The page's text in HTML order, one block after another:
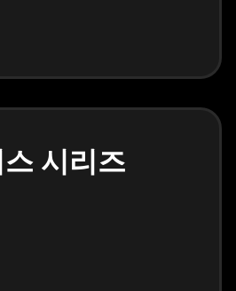
시리즈